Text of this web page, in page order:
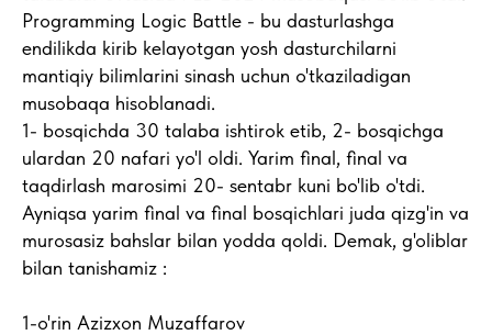
Programming Logic Battle - bu dasturlashga
endilikda kirib kelayotgan yosh dasturchilarni
mantiqiy bilimlarini sinash uchun o'tkaziladigan
musobaqa hisoblanadi.
1- bosqichda 30 talaba ishtirok etib, 2- bosqichga
ulardan 20 nafari yo'l oldi. Yarim final, final va
taqdirlash marosimi 20- sentabr kuni bo'lib o'tdi.
Ayniqsa yarim final va final bosqichlari juda qizg'in va
murosasiz bahslar bilan yodda qoldi. Demak, g'oliblar
bilan tanishamiz :
1-o'rin Azizxon Muzaffarov